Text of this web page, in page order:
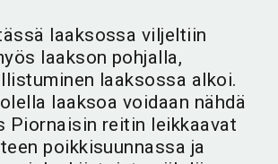
laaksossa viljeltiin
laakson pohjalla,
laaksossa alkoi.
laaksoa voidaan nähdä
Piornaisin reitin leikkaavat
poikkisuunnassa ja